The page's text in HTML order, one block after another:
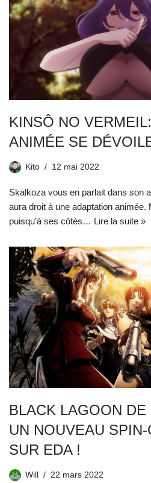
KINSÔ NO
ANIMÉE SE
Kito 12 mai 2022
Skalkoza vous en parlait dans son
aura droit à une adaptation animée.
puisqu’à ses côtés… Lire la suite »
BLACK LAGOON DE
UN NOUVEAU
SUR EDA !
Will 22 mars 2022